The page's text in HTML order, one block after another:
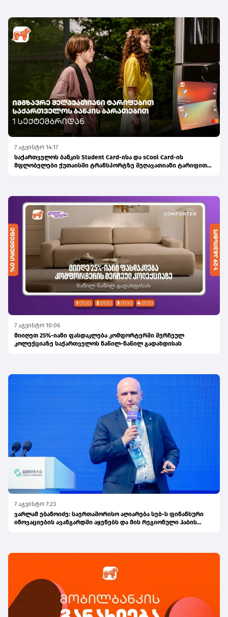
7 აგვისტო 14:17
საქართველოს ბანკის Student Card-ისა და sCool Card-ის
მფლობელები ქუთაისში ტრანსპორტზე შეღავათიანი ტარიფით
7 აგვისტო 10:06
მიიღეთ 25%-იანი ფასდაკლება კომფორტერში შერჩეულ
კოლექციაზე საქართველოს ნაწილ-ნაწილ გადახდისას
7 აგვისტო 7:23
ვარლამ ებანოიძე: საერთაშორისო აღიარება სებ-ს ფინანსური
ინოვაციების ავანგარდში აყენებს და მის რეგიონული ჰაბის